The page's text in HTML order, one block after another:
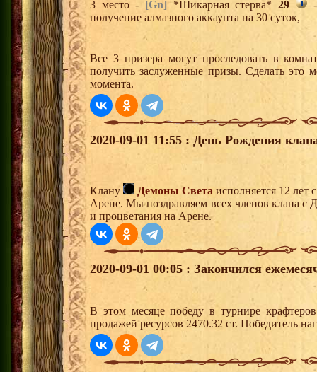
3 место -
[Gn] *Шикарная стерва*29
-
получение алмазного аккаунта на 30 суток,
Все 3 призера могут проследовать в
получить заслуженные призы. Сделать это
момента.
2020-09-01 11:55 : День Рождения
Клану Демоны Света исполняется 12 лет
Арене. Мы поздравляем всех членов клана с
и процветания на Арене.
2020-09-01 00:05 : Закончился
В этом месяце победу в турнире
продажей ресурсов 2470.32 ст. Победитель